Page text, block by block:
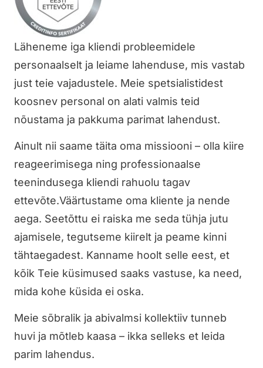
Läheneme iga kliendi probleemidele
personaalselt ja leiame lahenduse, mis vastab
just teie vajadustele. Meie spetsialistidest
koosnev personal on alati valmis teid
nõustama ja pakkuma parimat lahendust.
Ainult nii saame täita oma missiooni – olla kiire
reageerimisega ning professionaalse
teenindusega kliendi rahuolu tagav
ettevõte.Väärtustame oma kliente ja nende
aega. Seetõttu ei raiska me seda tühja jutu
ajamisele, tegutseme kiirelt ja peame kinni
tähtaegadest. Kanname hoolt selle eest, et
kõik Teie küsimused saaks vastuse, ka need,
mida kohe küsida ei oska.
Meie sõbralik ja abivalmsi kollektiiv tunneb
huvi ja mõtleb kaasa – ikka selleks et leida
parim lahendus.